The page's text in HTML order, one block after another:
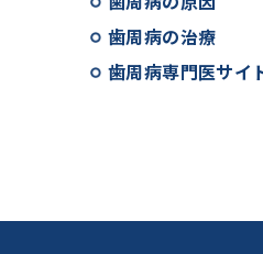
歯周病の治療
歯周病専門医サイ